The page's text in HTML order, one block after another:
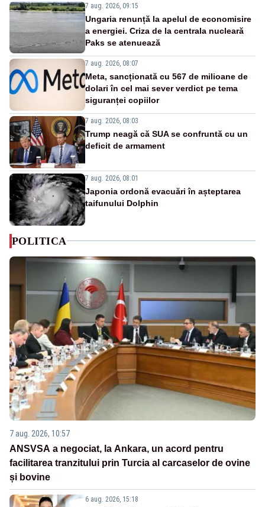
7 aug. 2026, 09:15
Ungaria renunță la apelul de economisire
a energiei. Criza de la centrala nucleară
Paks se atenuează
7 aug. 2026, 08:07
Meta, sancționată cu 567 de milioane de
dolari în cel mai sever verdict pe tema
siguranței copiilor
7 aug. 2026, 08:03
Trump neagă că SUA se confruntă cu un
deficit de armament
7 aug. 2026, 08:01
Japonia ordonă evacuări în așteptarea
taifunului Dolphin
POLITICA
7 aug. 2026, 10:57
ANSVSA a negociat, la Ankara, un acord pentru
facilitarea tranzitului prin Turcia al carcaselor de ovine
și bovine
6 aug. 2026, 15:18